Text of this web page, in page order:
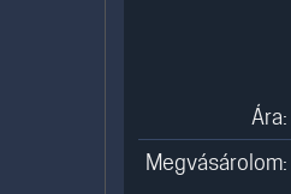
Ára:
Megvásárolom: